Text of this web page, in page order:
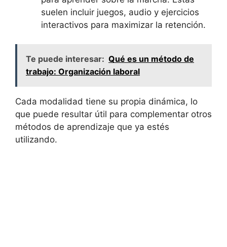
suelen incluir juegos, audio y ejercicios
interactivos para maximizar la retención.
Te puede interesar: Qué es un método de
trabajo: Organización laboral
Cada modalidad tiene su propia dinámica, lo
que puede resultar útil para complementar otros
métodos de aprendizaje que ya estés
utilizando.